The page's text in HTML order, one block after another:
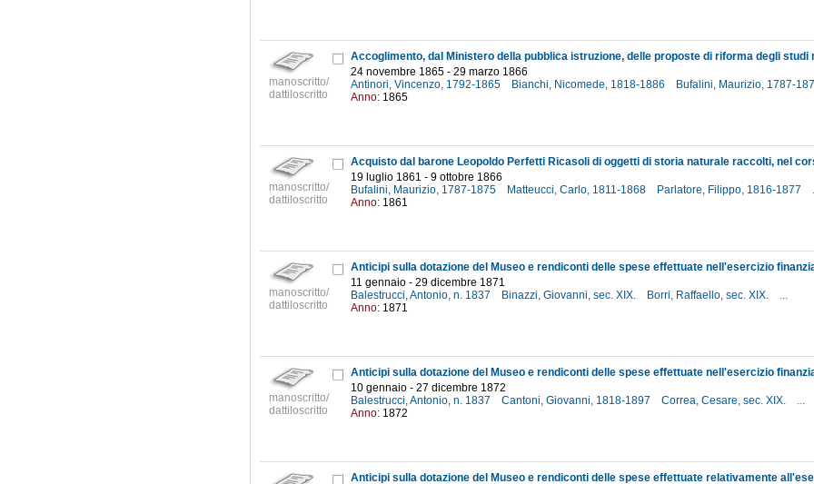
manoscritto/
dattiloscritto
24 novembre 1865 - 29 marzo 1866
Antinori, Vincenzo, 1792-1865
Bianchi, Nicomede, 1818-1886 Bufalini, Maurizio, 1787-
Anno: 1865
manoscritto/
dattiloscritto
19 luglio 1861 - 9 ottobre 1866
Bufalini, Maurizio, 1787-1875
Matteucci, Carlo, 1811-1868 Parlatore, Filippo, 1816-1877
Anno: 1861
manoscritto/
dattiloscritto
11 gennaio - 29 dicembre 1871
Balestrucci, Antonio, n. 1837
Binazzi, Giovanni, sec. XIX. Borri, Raffaello, sec. XIX.
...
Anno: 1871
manoscritto/
dattiloscritto
10 gennaio - 27 dicembre 1872
Balestrucci, Antonio, n. 1837
Cantoni, Giovanni, 1818-1897 Correa, Cesare, sec. XIX.
...
Anno: 1872